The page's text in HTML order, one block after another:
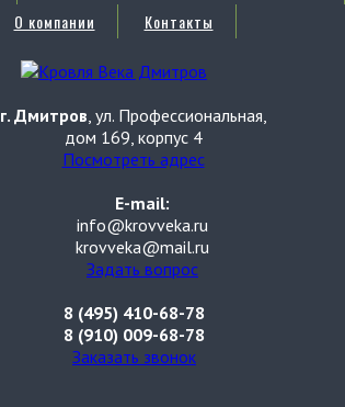
О компании
Контакты
г. Дмитров, ул. Профессиональная,
дом 169, корпус 4
Посмотреть адрес
E-mail:
info@krovveka.ru
krovveka@mail.ru
Задать вопрос
8 (495) 410-68-78
8 (910) 009-68-78
Заказать звонок